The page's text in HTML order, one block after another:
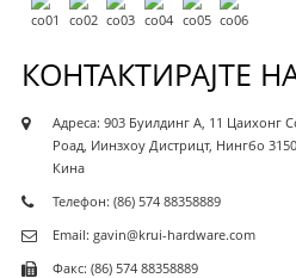
КОНТАКТИРАЈТЕ
Адреса: 903 Буилдинг А, 11 Цаихонг
Роад, Иинзхоу Дистрицт, Нингбо
Кина
Телефон: (86) 574 88358889
Email: gavin@krui-hardware.com
Факс: (86) 574 88358889